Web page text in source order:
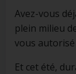
Avez-vous
plein milieu
vous
Et cet été,